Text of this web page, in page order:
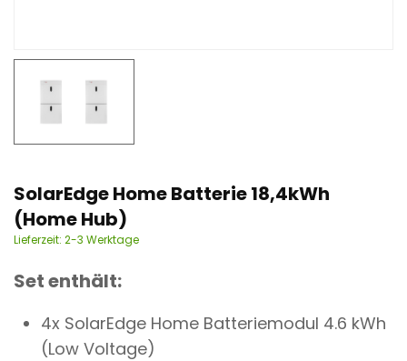
SolarEdge Home Batterie 18,4kWh
(Home Hub)
Lieferzeit: 2-3 Werktage
Set enthält:
4x SolarEdge Home Batteriemodul 4.6 kWh
(Low Voltage)